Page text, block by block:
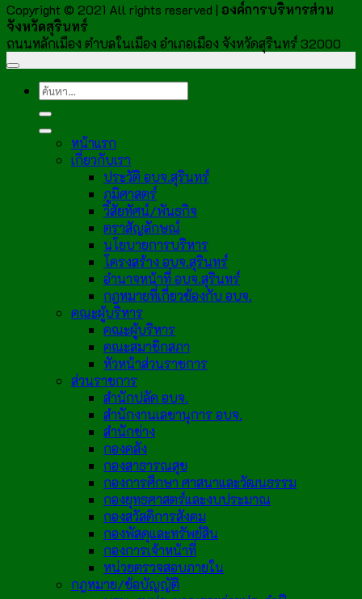
Copyright © 2021 All rights reserved | องค์การบริหารส่วน
จังหวัดสุรินทร์
ถนนหลักเมือง ตำบลในเมือง อำเภอเมือง จังหวัดสุรินทร์ 32000
หน้าแรก
เกี่ยวกับเรา
ประวัติ อบจ.สุรินทร์
ภูมิศาสตร์
วิสัยทัศน์/พันธกิจ
ตราสัญลักษณ์
นโยบายการบริหาร
โครงสร้าง อบจ.สุรินทร์
อำนาจหน้าที่ อบจ.สุรินทร์
กฎหมายที่เกี่ยวข้องกับ อบจ.
คณะผู้บริหาร
คณะผู้บริหาร
คณะสมาชิกสภา
หัวหน้าส่วนราชการ
ส่วนราชการ
สำนักปลัด อบจ.
สำนักงานเลขานุการ อบจ.
สำนักช่าง
กองคลัง
กองสาธารณสุข
กองการศึกษา ศาสนาและวัฒนธรรม
กองยุทธศาสตร์และงบประมาณ
กองสวัสดิการสังคม
กองพัสดุและทรัพย์สิน
กองการเจ้าหน้าที่
หน่วยตรวจสอบภายใน
กฎหมาย/ข้อบัญญัติ